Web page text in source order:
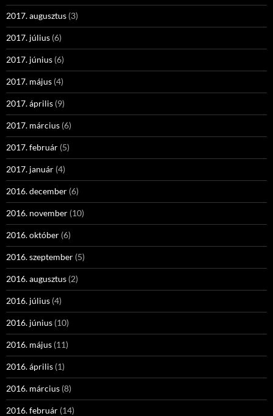
2017. augusztus (3)
2017. július (6)
2017. június (6)
2017. május (4)
2017. április (9)
2017. március (6)
2017. február (5)
2017. január (4)
2016. december (6)
2016. november (10)
2016. október (6)
2016. szeptember (5)
2016. augusztus (2)
2016. július (4)
2016. június (10)
2016. május (11)
2016. április (1)
2016. március (8)
2016. február (14)